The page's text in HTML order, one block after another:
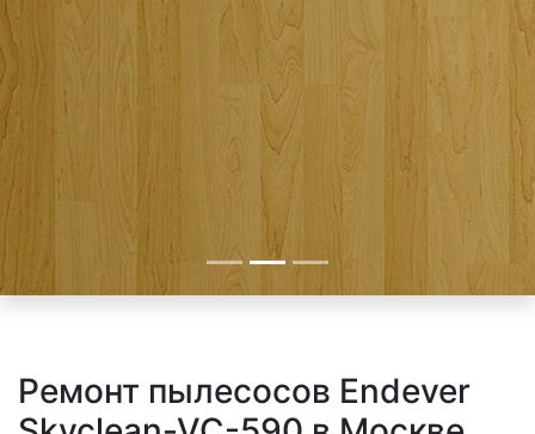
Ремонт пылесосов Endever